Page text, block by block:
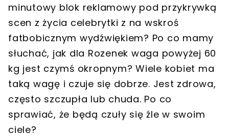
minutowy blok reklamowy pod przykrywką
scen z życia celebrytki z na wskroś
fatbobicznym wydźwiękiem? Po co mamy
słuchać, jak dla Rozenek waga powyżej 60
kg jest czymś okropnym? Wiele kobiet ma
taką wagę i czuje się dobrze. Jest zdrowa,
często szczupła lub chuda. Po co
sprawiać, że będą czuły się źle w swoim
ciele?